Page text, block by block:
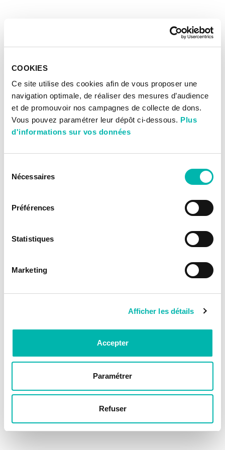
COOKIES
Ce site utilise des cookies afin de vous proposer une
navigation optimale, de réaliser des mesures d’audience
et de promouvoir nos campagnes de collecte de dons.
Vous pouvez paramétrer leur dépôt ci-dessous. Plus
d'informations sur vos données
Nécessaires
Préférences
Statistiques
Marketing
Afficher les détails
Accepter
Paramétrer
Refuser